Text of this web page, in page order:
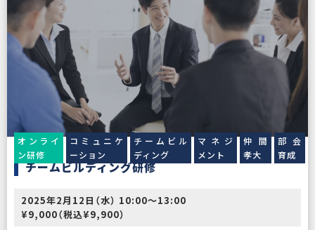
オンライ
ン研修
コミュニケ
ーション
チームビル
ディング
マネジ
メント
仲間
孝大
部会
育成
チームビルディング研修
2025年2月12日（水） 10:00〜13:00
¥9,000（税込¥9,900）